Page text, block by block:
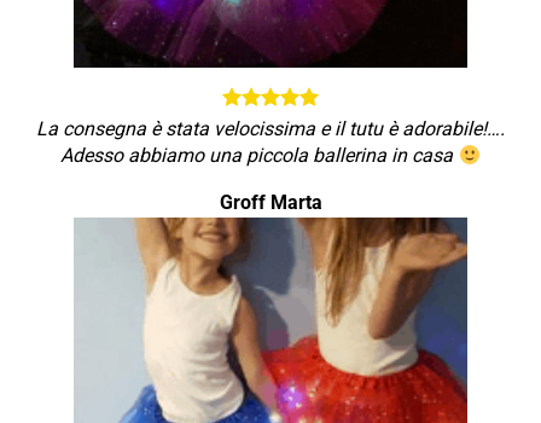
La consegna è stata velocissima e il tutu è adorabile!….
Adesso abbiamo una piccola ballerina in casa
Groff Marta